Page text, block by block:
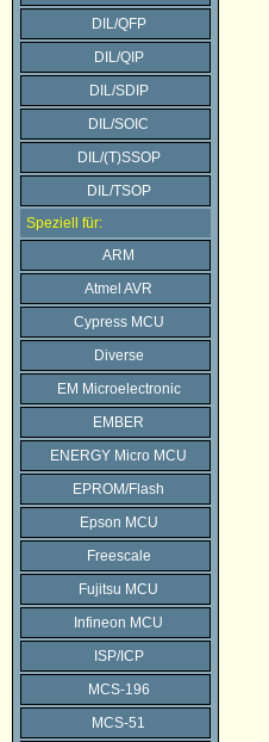
DIL/QFP
DIL/QIP
DIL/SDIP
DIL/SOIC
DIL/(T)SSOP
DIL/TSOP
Speziell für:
ARM
Atmel AVR
Cypress MCU
Diverse
EM Microelectronic
EMBER
ENERGY Micro MCU
EPROM/Flash
Epson MCU
Freescale
Fujitsu MCU
Infineon MCU
ISP/ICP
MCS-196
MCS-51